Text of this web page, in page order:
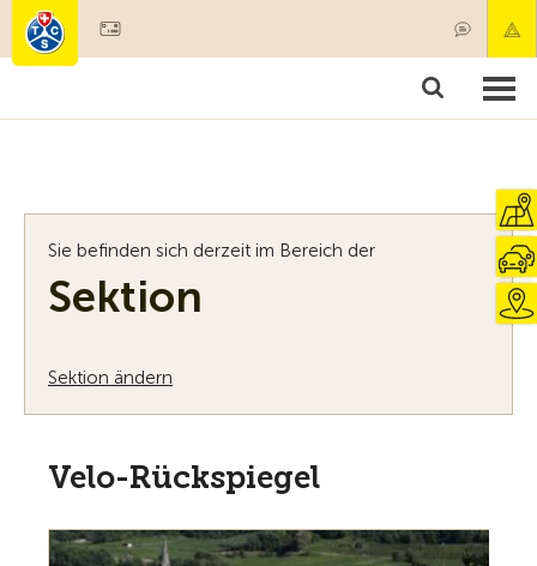
Mitgliedschaft & Leistungen
Sie befinden sich derzeit im Bereich der
Sektion
Sektion ändern
Velo-Rückspiegel